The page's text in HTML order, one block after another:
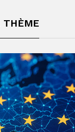
THÈME